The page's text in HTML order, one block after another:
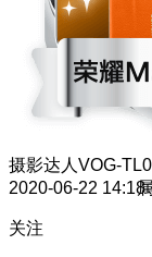
摄影达人 VOG-
2020-06-22 14:18
关注